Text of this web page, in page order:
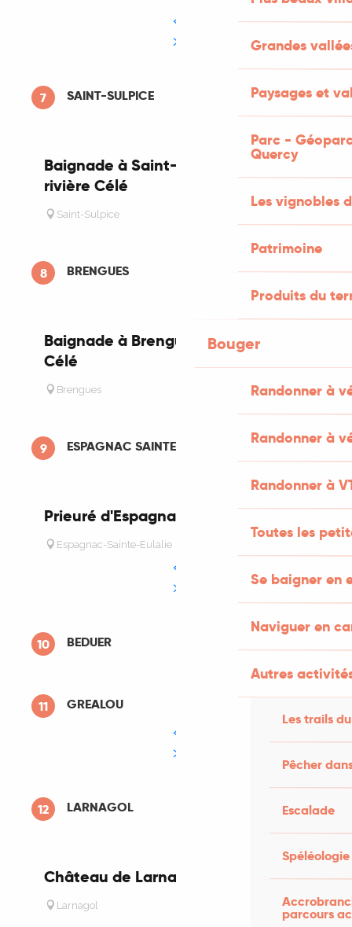
Grandes
Paysages et
Parc -
Quercy
Les vignobles
Patrimoine
Produits du
Bouger
Randonner à
Randonner à
Randonner à
Toutes les
Se baigner en
Naviguer en
Autres
Les trails
Pêcher
Escalade
Spéléologie
parcours
7 SAINT-SULPICE
Baignade à Saint-Sulpice dans la
rivière Célé
Saint-Sulpice
8 BRENGUES
Baignade à Brengues dans la rivière
Célé
Brengues
9 ESPAGNAC SAINTE EULALIE
Prieuré d'Espagnac
Espagnac-Sainte-Eulalie
10 BEDUER
11 GREALOU
12 LARNAGOL
Château de Larnagol
Larnagol